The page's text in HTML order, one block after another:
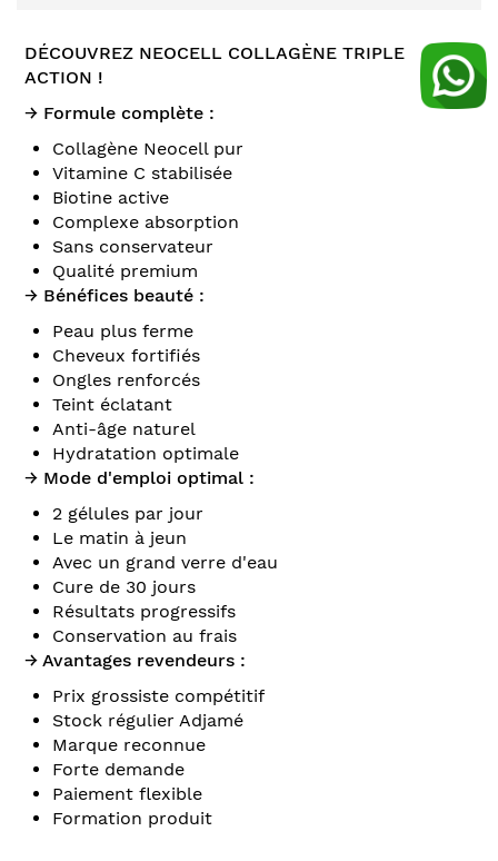
DÉCOUVREZ NEOCELL COLLAGÈNE TRIPLE
ACTION !
→ Formule complète :
Collagène Neocell pur
Vitamine C stabilisée
Biotine active
Complexe absorption
Sans conservateur
Qualité premium
→ Bénéfices beauté :
Peau plus ferme
Cheveux fortifiés
Ongles renforcés
Teint éclatant
Anti-âge naturel
Hydratation optimale
→ Mode d'emploi optimal :
2 gélules par jour
Le matin à jeun
Avec un grand verre d'eau
Cure de 30 jours
Résultats progressifs
Conservation au frais
→ Avantages revendeurs :
Prix grossiste compétitif
Stock régulier Adjamé
Marque reconnue
Forte demande
Paiement flexible
Formation produit